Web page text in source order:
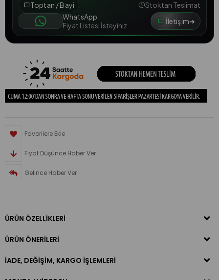
Toptan / Bayi
Stoktan Teslimat
WhatsApp
Fiyat Listesi İsteyiniz
İletişim➜
Favorilere Ekle
Fiyat Düşünce Haber Ver
Gelince Haber Ver
ÜRÜN ÖZELLIKLERI
ÜRÜN ÖNERILERI
İADE, DEĞIŞIM, KARGO İŞLEMLERI